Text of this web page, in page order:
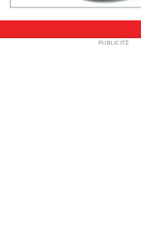
NEWSLETTER
PUBLICITÉ